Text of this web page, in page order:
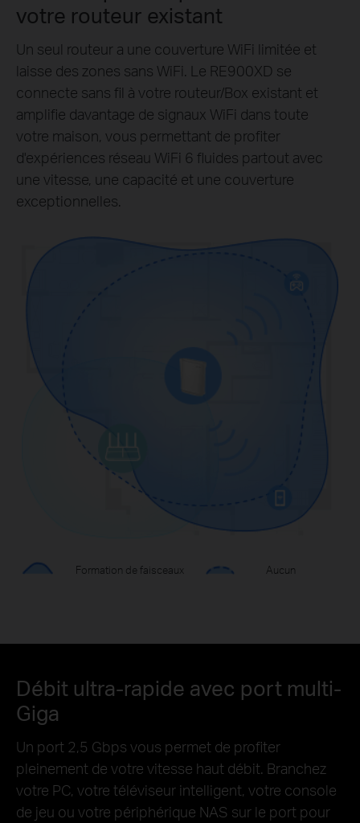
votre routeur existant
Un seul routeur a une couverture WiFi limitée et
laisse des zones sans WiFi. Le RE900XD se
connecte sans fil à votre routeur/Box existant et
amplifie davantage de signaux WiFi dans toute
votre maison, vous permettant de profiter
d'expériences réseau WiFi 6 fluides partout avec
une vitesse, une capacité et une couverture
exceptionnelles.
Formation de faisceaux Aucun
Débit ultra-rapide avec port multi-
Giga
Un port 2,5 Gbps vous permet de profiter
pleinement de votre vitesse haut débit. Branchez
votre PC, votre téléviseur intelligent, votre console
de jeu ou votre périphérique NAS sur le port pour